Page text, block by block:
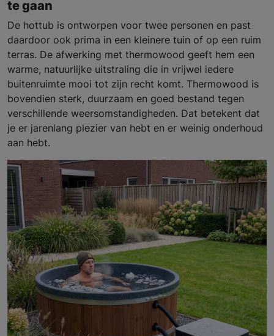
te gaan
De hottub is ontworpen voor twee personen en past
daardoor ook prima in een kleinere tuin of op een ruim
terras. De afwerking met thermowood geeft hem een
warme, natuurlijke uitstraling die in vrijwel iedere
buitenruimte mooi tot zijn recht komt. Thermowood is
bovendien sterk, duurzaam en goed bestand tegen
verschillende weersomstandigheden. Dat betekent dat
je er jarenlang plezier van hebt en er weinig onderhoud
aan hebt.